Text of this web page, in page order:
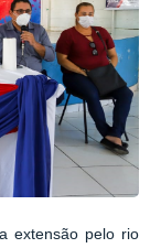
extensão pelo rio